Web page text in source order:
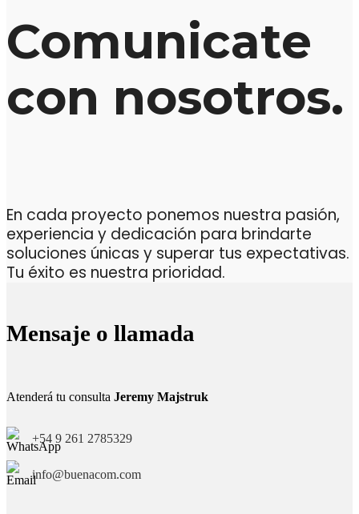
Comunicate
con nosotros.
En cada proyecto ponemos nuestra pasión,
experiencia y dedicación para brindarte
soluciones únicas y superar tus expectativas.
Tu éxito es nuestra prioridad.
Mensaje o llamada
Atenderá tu consulta Jeremy Majstruk
+54 9 261 2785329
info@buenacom.com